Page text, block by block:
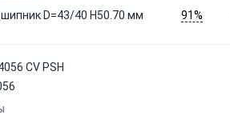
D=43/40 H50.70 мм
91%
CV PSH